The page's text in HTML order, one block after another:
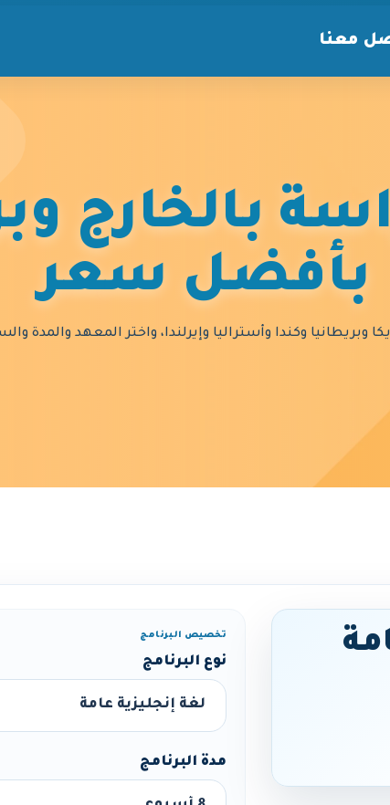
معنا
بالخارج
بأفضل سعر
وبريطانيا وكندا وأستراليا وإيرلندا، واختر المعهد والمدة
تخصيص البرنامج
نوع البرنامج
مدة البرنامج